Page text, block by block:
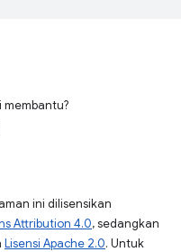
membantu?
ini dilisensikan
Attribution 4.0, sedangkan
Lisensi Apache 2.0. Untuk